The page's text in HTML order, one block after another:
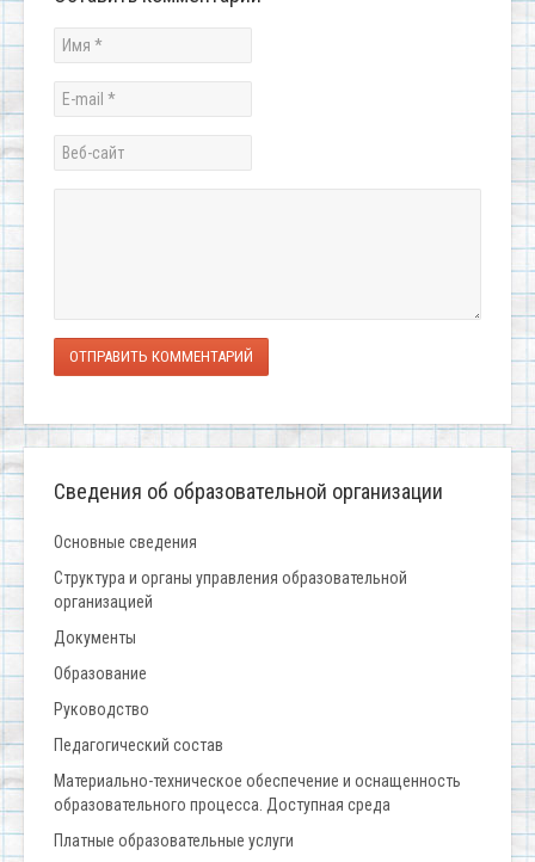
ОТПРАВИТЬ КОММЕНТАРИЙ
Сведения об образовательной организации
Основные сведения
Структура и органы управления образовательной
организацией
Документы
Образование
Руководство
Педагогический состав
Материально-техническое обеспечение и оснащенность
образовательного процесса. Доступная среда
Платные образовательные услуги